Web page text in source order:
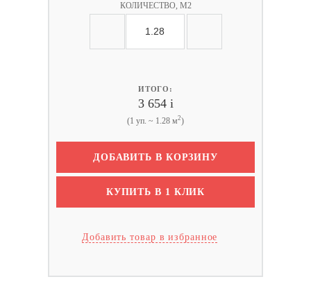
КОЛИЧЕСТВО, М2
ИТОГО:
3 654 i
(1 уп. ~ 1.28 м2)
ДОБАВИТЬ В КОРЗИНУ
КУПИТЬ В 1 КЛИК
Добавить товар в избранное